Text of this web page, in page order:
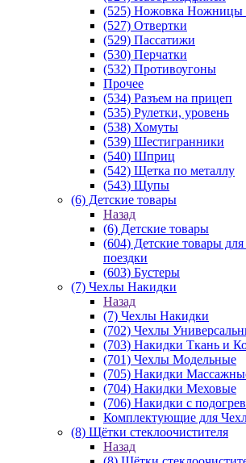
(525) Ножовка
(527) Отвертки
(529) Пассатижи
(530) Перчатки
(532) Противоугоны
Прочее
(534) Разъем на прицеп
(535) Рулетки, уровень
(538) Хомуты
(539) Шестигранники
(540) Шприц
(542) Щетка по металлу
(543) Щупы
(6) Детские товары
Назад
(6) Детские товары
(604) Детские товары
поездки
(603) Бустеры
(7) Чехлы Накидки
Назад
(7) Чехлы Накидки
(702) Чехлы
(703) Накидки Ткань и
(701) Чехлы Модельные
(705) Накидки
(704) Накидки Меховые
(706) Накидки с
Комплектующие для
(8) Щётки стеклоочистителя
Назад